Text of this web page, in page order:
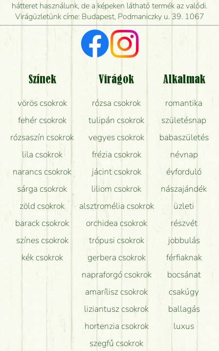
mikor tudják leghamarabb kiszállítani?
Vörös rózsát keresek, van önöknél?
Milyen visszajelzést kapok a virágküldésről?
Tényleg azt kapom, ami a képen van?
Mit kell tudni a virágcsokrok szállításáról?
Hogy marad a lehető legtovább friss a csokor?
Tudok adventi koszorút vásárolni boltban?
hátteret használunk, de a képeken látható termék az valódi.
Virágüzletünk címe: Budapest, Podmaniczky u. 39. 1067
Színek
vörös csokrok
fehér csokrok
rózsaszín csokrok
lila csokrok
narancs csokrok
sárga csokrok
zöld csokrok
barack csokrok
színes csokrok
kék csokrok
Virágok
rózsa csokrok
tulipán csokrok
vegyes csokrok
frézia csokrok
jácint csokrok
liliom csokrok
alsztromélia csokrok
orchidea csokrok
trópusi csokrok
gerbera csokrok
napraforgó csokrok
amarílisz csokrok
liziantusz csokrok
hortenzia csokrok
szegfű csokrok
Alkalmak
romantika
születésnap
babaszületés
névnap
évforduló
nászajándék
üzleti
részvét
jobbulás
férfiaknak
bocsánat
csakúgy
ballagás
luxus